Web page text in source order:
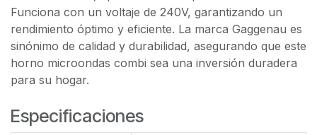
Funciona con un voltaje de 240V, garantizando un
rendimiento óptimo y eficiente. La marca Gaggenau es
sinónimo de calidad y durabilidad, asegurando que este
horno microondas combi sea una inversión duradera
para su hogar.
Especificaciones